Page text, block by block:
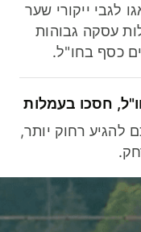
לגבי ייקורי שער
עסקה גבוהות
כסף בחו"ל.
חסכו בעמלות
להגיע רחוק יותר,